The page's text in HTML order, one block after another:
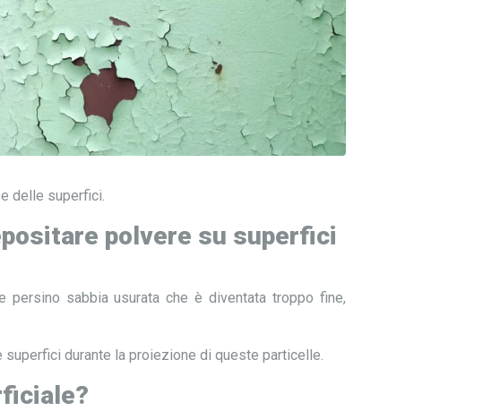
delle superfici.
polvere su superfici
sabbia usurata che è diventata troppo fine,
durante la proiezione di queste particelle.